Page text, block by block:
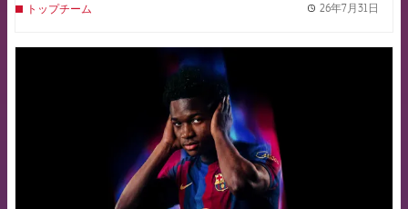
トップチーム 26年7月31日
FCB Barcelona badge